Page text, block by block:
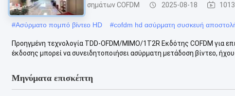
Συσκευή αποστολής σημάτων COFDM 2025-08-18
#Ασύρματο πομπό βίντεο HD #cofdm hd ασύρματη συσκευή
Προηγμένη τεχνολογία TDD-OFDM/MIMO/1T2R Εκδότης COFDM για
έκδοσης μπορεί να συνειδητοποιήσει ασύρματη μετάδοση βίντεο, ήχου
Μηνύματα επισκέπτη